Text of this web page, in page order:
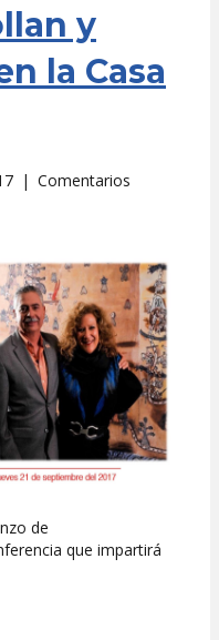
y
la Casa
| Comentarios
de
que impartirá